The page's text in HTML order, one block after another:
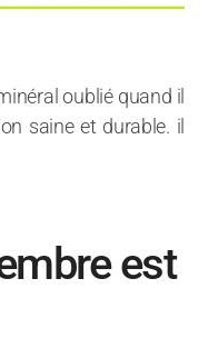
oublié quand il
saine et durable. il
est